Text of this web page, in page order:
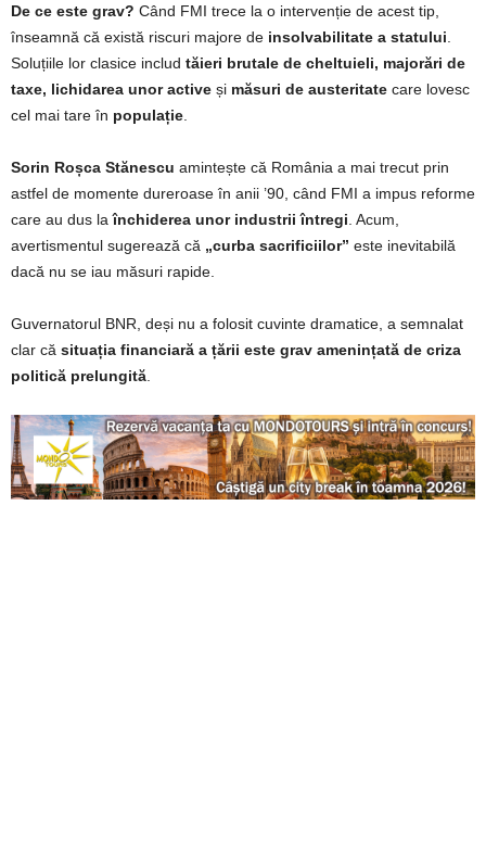
De ce este grav? Când FMI trece la o intervenție de acest tip,
înseamnă că există riscuri majore de insolvabilitate a statului
Soluțiile lor clasice includ tăieri brutale de cheltuieli, majorări de
taxe, lichidarea unor active și măsuri de austeritate care lovesc
cel mai tare în populație
Sorin Roșca Stănescu amintește că România a mai trecut prin
astfel de momente dureroase în anii ’90, când FMI a impus reforme
care au dus laînchiderea unor industrii întregi . Acum,
avertismentul sugerează că „curba sacrificiilor” este inevitabilă
dacă nu se iau măsuri rapide.
Guvernatorul BNR, deși nu a folosit cuvinte dramatice, a semnalat
clar că situația financiară a țării este grav amenințată de criza
politică prelungită